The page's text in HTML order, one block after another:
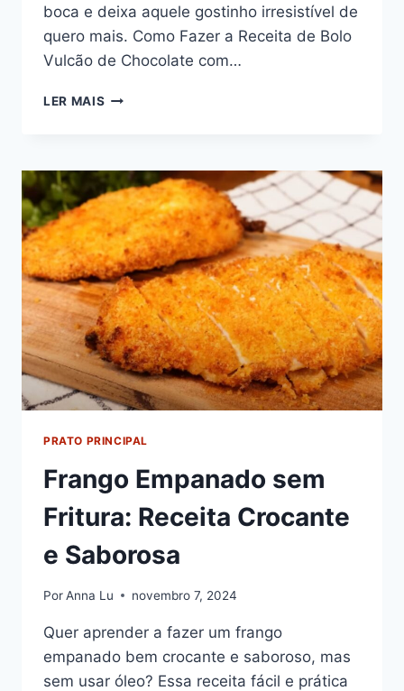
boca e deixa aquele gostinho irresistível de
quero mais. Como Fazer a Receita de Bolo
Vulcão de Chocolate com…
LER MAIS BOLO
COM
NINHO
PRATO PRINCIPAL
Frango Empanado sem
Fritura: Receita Crocante
e Saborosa
PorAnna Lu novembro 7, 2024
Quer aprender a fazer um frango
empanado bem crocante e saboroso, mas
sem usar óleo? Essa receita fácil e prática